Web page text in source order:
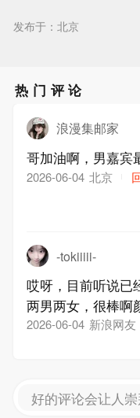
发布于：北京
热门评论
浪漫集邮家
哥加油啊，男嘉宾
2026-06-04 北京
-tokiiiii-
哎呀，目前听说已
两男两女，很棒啊
2026-06-04 新浪网友
好的评论会让人